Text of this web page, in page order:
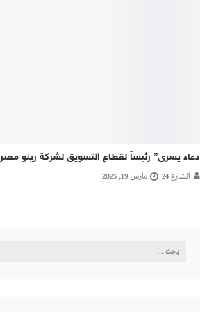
دعاء يسرى” رئيساً لقطاع التسويق لشركة رينو مصر
الشارع 24 مارس 19, 2025
البحث